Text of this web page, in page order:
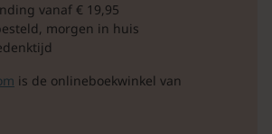
vanaf € 19,95
morgen in huis
is de onlineboekwinkel van